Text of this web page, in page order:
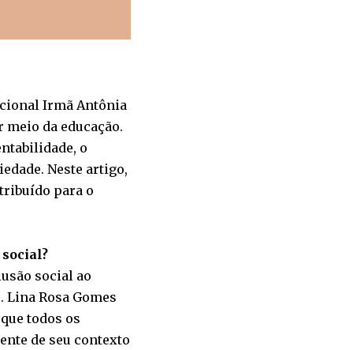
Irmã Antônia
da educação.
o
Neste artigo,
para o
social ao
Rosa Gomes
todos os
de seu contexto